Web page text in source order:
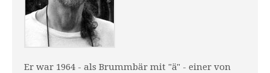
Er war 1964 - als Brummbär mit "ä" - einer von